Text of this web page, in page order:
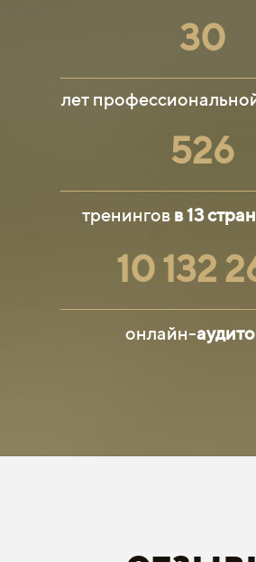
30
лет
526
тренингов в 13
10 132
онлайн-